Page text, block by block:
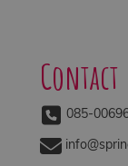
Contact
085-